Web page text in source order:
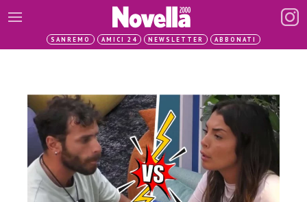
SANREMO AMICI 24 NEWSLETTER ABBONATI